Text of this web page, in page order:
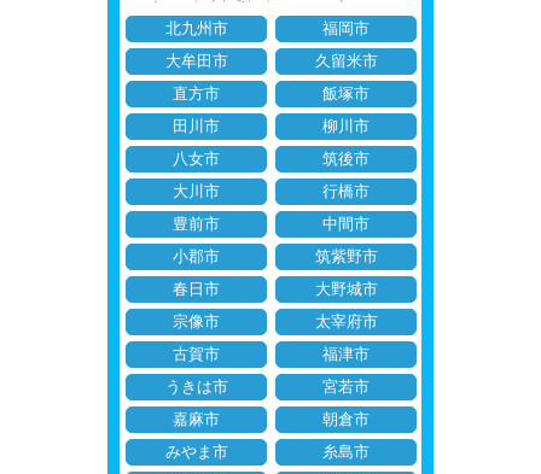
北九州市
福岡市
大牟田市
久留米市
直方市
飯塚市
田川市
柳川市
八女市
筑後市
大川市
行橋市
豊前市
中間市
小郡市
筑紫野市
春日市
大野城市
宗像市
太宰府市
古賀市
福津市
うきは市
宮若市
嘉麻市
朝倉市
みやま市
糸島市